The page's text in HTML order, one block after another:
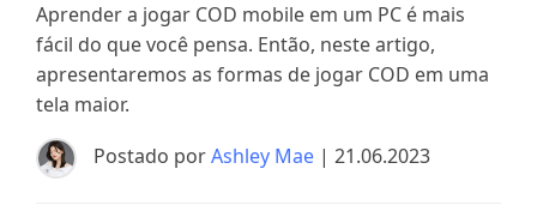
Aprender a jogar COD mobile em um PC é mais
fácil do que você pensa. Então, neste artigo,
apresentaremos as formas de jogar COD em uma
tela maior.
Postado porAshley Mae | 21.06.2023